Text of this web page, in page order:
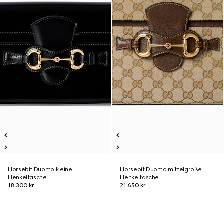
Horsebit Duomo kleine
Henkeltasche
18.300 kr.
Horsebit Duomo mittelgroße
Henkeltasche
21.650 kr.